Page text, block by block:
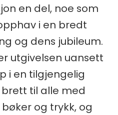
en del, noe som
i en bredt
og dens jubileum.
utgivelsen uansett
i en tilgjengelig
til alle med
og trykk, og